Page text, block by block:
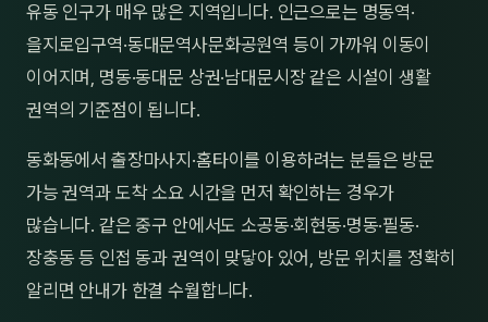
유동 인구가 매우 많은 지역입니다. 인근으로는 명동역·
을지로입구역·동대문역사문화공원역 등이 가까워 이동이
이어지며, 명동·동대문 상권·남대문시장 같은 시설이 생활
권역의 기준점이 됩니다.
동화동에서 출장마사지·홈타이를 이용하려는 분들은 방문
가능 권역과 도착 소요 시간을 먼저 확인하는 경우가
많습니다. 같은 중구 안에서도 소공동·회현동·명동·필동·
장충동 등 인접 동과 권역이 맞닿아 있어, 방문 위치를 정확히
알리면 안내가 한결 수월합니다.